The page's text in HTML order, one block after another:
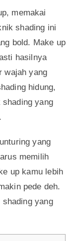
memakai
shading ini
bold. Make up
hasilnya
wajah yang
hidung,
yang
yang
memilih
up kamu lebih
pede deh.
yang